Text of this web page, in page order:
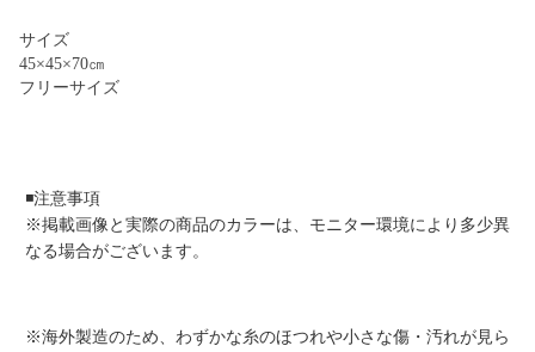
サイズ
45×45×70㎝
フリーサイズ
◾️注意事項
※掲載画像と実際の商品のカラーは、モニター環境により多少異
なる場合がございます。
※海外製造のため、わずかな糸のほつれや小さな傷・汚れが見ら